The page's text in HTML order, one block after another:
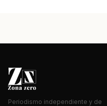
Periodismo independiente y de